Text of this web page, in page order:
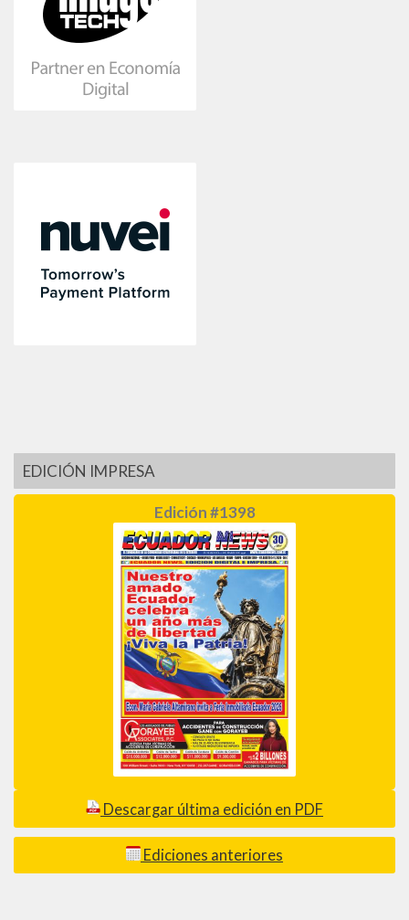
EDICIÓN IMPRESA
Edición #1398
Descargar última edición en PDF
Ediciones anteriores